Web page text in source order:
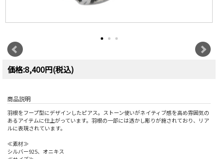
価格:8,400円(税込)
商品説明
羽根をフープ型にデザインしたピアス。ストーン使いがネイティブ感を高め雰囲気の
あるアイテムに仕上がっています。羽根の一部には透かし彫りが施されており、リア
ルに表現されています。
≪素材≫
シルバー925、オニキス